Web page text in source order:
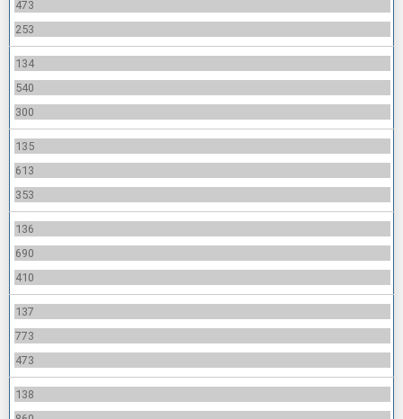
473
253
134
540
300
135
613
353
136
690
410
137
773
473
138